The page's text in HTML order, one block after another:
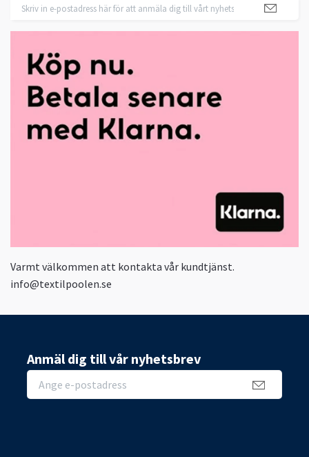
Varmt välkommen att kontakta vår kundtjänst.
info@textilpoolen.se
Anmäl dig till vår nyhetsbrev